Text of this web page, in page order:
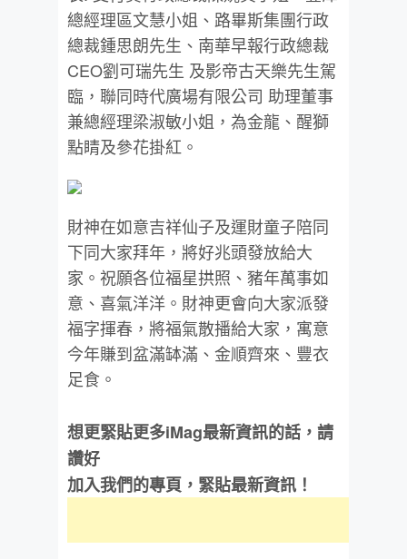
總經理區文慧小姐、路畢斯集團行政
總裁鍾思朗先生、南華早報行政總裁
CEO劉可瑞先生 及影帝古天樂先生駕
臨，聯同時代廣場有限公司 助理董事
兼總經理梁淑敏小姐，為金龍、醒獅
點睛及參花掛紅。
財神在如意吉祥仙子及運財童子陪同
下同大家拜年，將好兆頭發放給大
家。祝願各位福星拱照、豬年萬事如
意、喜氣洋洋。財神更會向大家派發
福字揮春，將福氣散播給大家，寓意
今年賺到盆滿缽滿、金順齊來、豐衣
足食。
想更緊貼更多iMag最新資訊的話，請
讚好
加入我們的專頁，緊貼最新資訊！